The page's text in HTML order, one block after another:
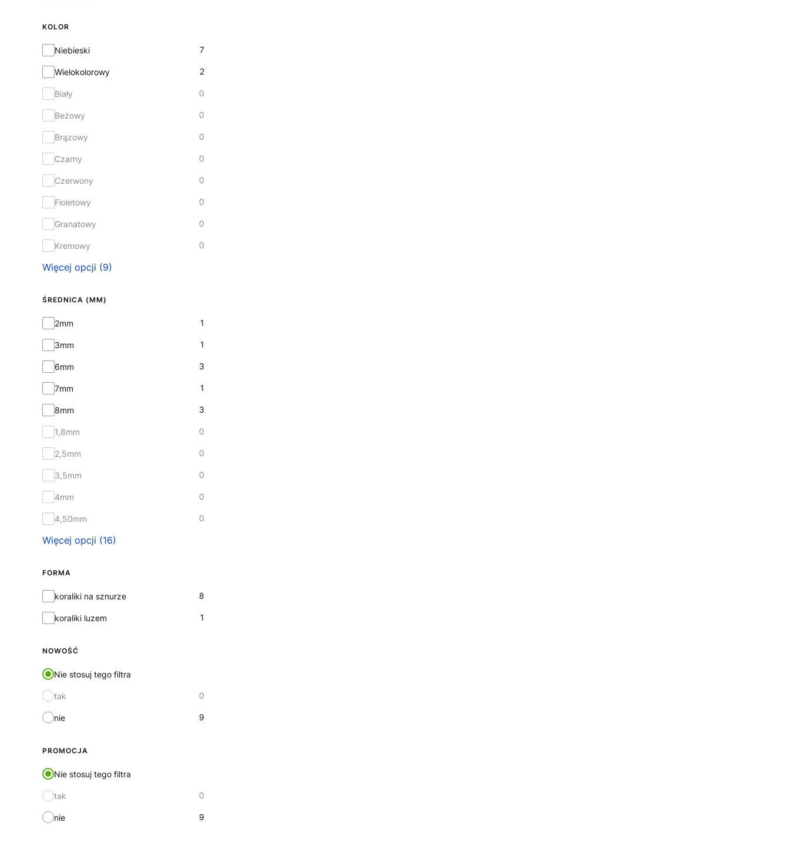
KOLOR
KolorNiebieski 7
Wielokolorowy 2
Biały 0
Beżowy 0
Brązowy 0
Czarny 0
Czerwony 0
Fioletowy 0
Granatowy 0
Kremowy 0
Więcej opcji (9)
ŚREDNICA (MM)
Średnica (mm)
2mm 1
3mm 1
6mm 3
7mm 1
8mm 3
1,8mm 0
2,5mm 0
3,5mm 0
4mm 0
4,50mm 0
Więcej opcji (16)
FORMA
Forma
koraliki na sznurze 8
koraliki luzem 1
NOWOŚĆ
Nie stosuj tego filtra
tak 0
nie 9
PROMOCJA
Nie stosuj tego filtra
tak 0
nie 9